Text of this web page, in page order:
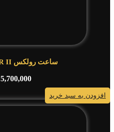
ساعت رولکس GMT-MASTER II
5,700,000
افزودن به سبد خرید